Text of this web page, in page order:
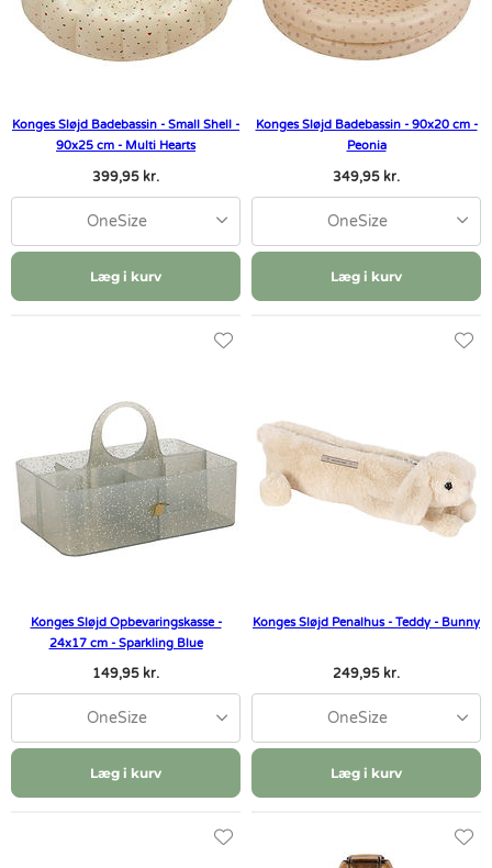
Konges Sløjd Badebassin - Small Shell -
90x25 cm - Multi Hearts
399,95 kr.
OneSize
Læg i kurv
Konges Sløjd Badebassin - 90x20 cm -
Peonia
349,95 kr.
OneSize
Læg i kurv
Konges Sløjd Opbevaringskasse -
24x17 cm - Sparkling Blue
149,95 kr.
OneSize
Læg i kurv
Konges Sløjd Penalhus - Teddy - Bunny
249,95 kr.
OneSize
Læg i kurv